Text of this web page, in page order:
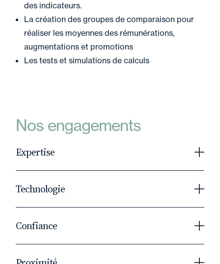
des indicateurs.
La création des groupes de comparaison pour
réaliser les moyennes des rémunérations,
augmentations et promotions
Les tests et simulations de calculs
Nos engagements
Expertise
pour vous faciliter, d'une part le calcul de
l'Index, d'autre part l'obtention ou le maintien,
Technologie
processus d’exploitation de votre logiciel de
paie et des formules de calcul afin de
Confiance